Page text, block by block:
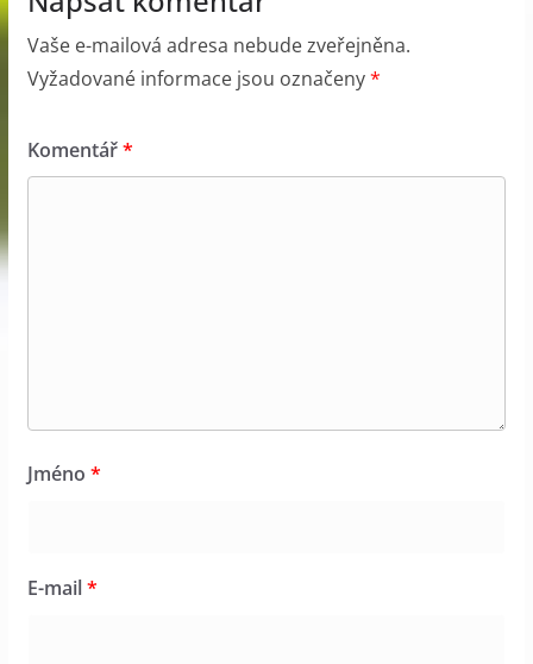
Vaše e-mailová adresa nebude zveřejněna.
Vyžadované informace jsou označeny*
Komentář*
Jméno *
E-mail*